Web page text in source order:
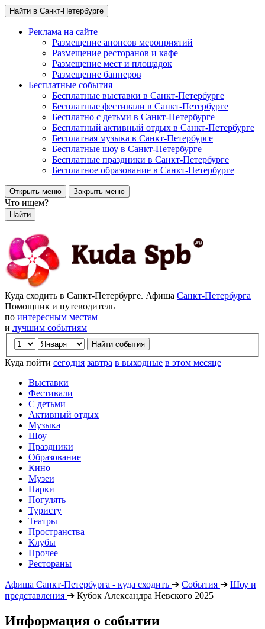
Найти в Санкт-Петербурге
Реклама на сайте
Размещение анонсов мероприятий
Размещение ресторанов и кафе
Размещение мест и площадок
Размещение баннеров
Бесплатные события
Бесплатные выставки в Санкт-Петербурге
Бесплатные фестивали в Санкт-Петербурге
Бесплатно с детьми в Санкт-Петербурге
Бесплатный активный отдых в Санкт-Петербурге
Бесплатная музыка в Санкт-Петербурге
Бесплатные шоу в Санкт-Петербурге
Бесплатные праздники в Санкт-Петербурге
Бесплатное образование в Санкт-Петербурге
Открыть меню Закрыть меню
Что ищем?
Найти
Куда сходить в Санкт-Петербурге. Афиша Санкт-Петербурга
Помощник и путеводитель
по интересным местам
и лучшим событиям
Куда пойти сегодня завтра в выходные в этом месяце
Выставки
Фестивали
С детьми
Активный отдых
Музыка
Шоу
Праздники
Образование
Кино
Музеи
Парки
Погулять
Туристу
Театры
Пространства
Клубы
Прочее
Рестораны
Афиша Санкт-Петербурга - куда сходить ➔ События ➔ Шоу и
представления ➔ Кубок Александра Невского 2025
Информация о событии